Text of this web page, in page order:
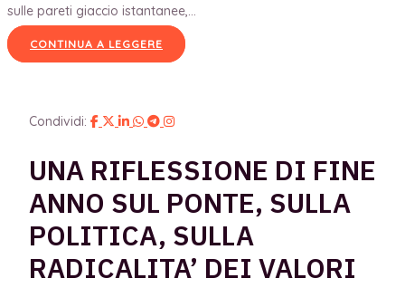
sulle pareti giaccio istantanee,...
CONTINUA A LEGGERE
Condividi:
UNA RIFLESSIONE DI FINE
ANNO SUL PONTE, SULLA
POLITICA, SULLA
RADICALITA’ DEI VALORI